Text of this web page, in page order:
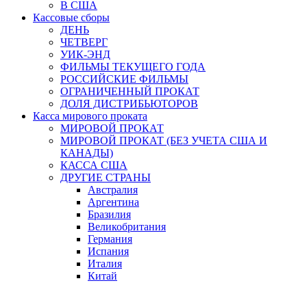
В США
Кассовые сборы
ДЕНЬ
ЧЕТВЕРГ
УИК-ЭНД
ФИЛЬМЫ ТЕКУЩЕГО ГОДА
РОССИЙСКИЕ ФИЛЬМЫ
ОГРАНИЧЕННЫЙ ПРОКАТ
ДОЛЯ ДИСТРИБЬЮТОРОВ
Касса мирового проката
МИРОВОЙ ПРОКАТ
МИРОВОЙ ПРОКАТ (БЕЗ УЧЕТА США И
КАНАДЫ)
КАССА США
ДРУГИЕ СТРАНЫ
Австралия
Аргентина
Бразилия
Великобритания
Германия
Испания
Италия
Китай